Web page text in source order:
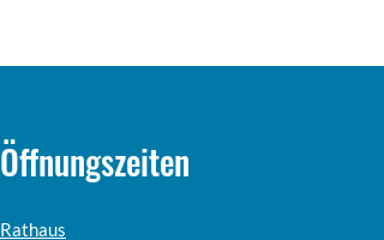
Öffnungszeiten
Rathaus